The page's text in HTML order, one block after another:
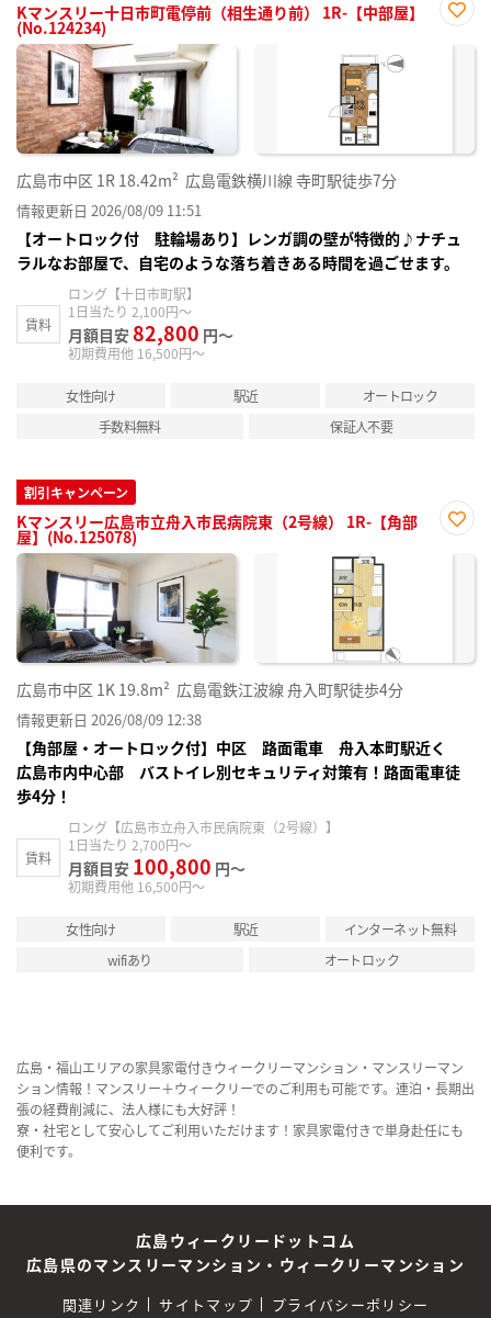
Kマンスリー十日市町電停前（相生通り前） 1R-【中部屋】
(No.124234)
に入
広島市中区 1R 18.42m² 広島電鉄横川線 寺町駅徒歩7分
情報更新日 2026/08/09 11:51
【オートロック付 駐輪場あり】レンガ調の壁が特徴的♪ナチュ
ラルなお部屋で、自宅のような落ち着きある時間を過ごせます。
賃料
ロング【十日市町駅】
1日当たり 2,100円～
月額目安82,800 円～
初期費用他 16,500円～
女性向け 駅近
オートロック
手数料無料
保証人不要
割引キャンペーン
Kマンスリー広島市立舟入市民病院東（2号線） 1R-【角部
屋】(No.125078)
に入
広島市中区 1K 19.8m² 広島電鉄江波線 舟入町駅徒歩4分
情報更新日 2026/08/09 12:38
【角部屋・オートロック付】中区 路面電車 舟入本町駅近く
広島市内中心部 バストイレ別セキュリティ対策有！路面電車徒
歩4分！
賃料
ロング【広島市立舟入市民病院東（2号線）】
1日当たり 2,700円～
月額目安 100,800 円～
初期費用他 16,500円～
女性向け 駅近
インターネット無料
wifiあり
オートロック
広島・福山エリアの家具家電付きウィークリーマンション・マンスリーマン
ション情報！マンスリー＋ウィークリーでのご利用も可能です。連泊・長期出
張の経費削減に、法人様にも大好評！
寮・社宅として安心してご利用いただけます！家具家電付きで単身赴任にも
便利です。
広島ウィークリードットコム
広島県のマンスリーマンション・ウィークリーマンション
関連リンク サイトマップ プライバシーポリシー